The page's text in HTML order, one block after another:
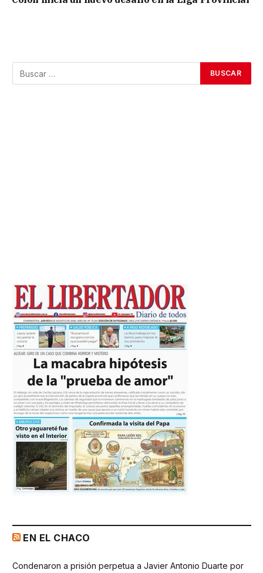
EN EL CHACO
Condenaron a prisión perpetua a Javier Antonio Duarte por